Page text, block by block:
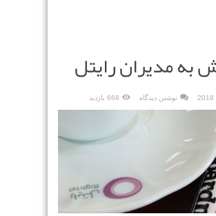
به مدیران رایتل
نوشتن دیدگاه 668 بازدید